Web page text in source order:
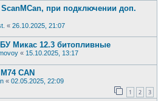
при подключении доп.
« 26.10.2025, 21:07
Микас 12.3 битопливные
« 15.10.2025, 13:17
CAN
« 02.05.2025, 22:09
1 2 3